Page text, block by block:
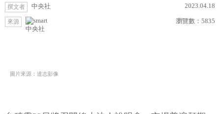
撰文者 中央社 2023.04.18
來源
中央社
瀏覽數： 5835
圖片來源：達志影像